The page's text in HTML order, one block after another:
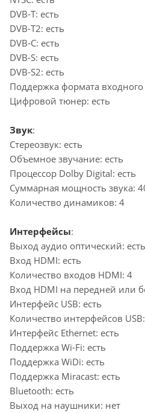
DVB-T: есть
DVB-T2: есть
DVB-C: есть
DVB-S: есть
DVB-S2: есть
Поддержка формата входного
Цифровой тюнер: есть
Звук:
Стереозвук: есть
Объемное звучание: есть
Процессор Dolby Digital: есть
Суммарная мощность звука:
Количество динамиков: 4
Интерфейсы:
Выход аудио оптический: есть
Вход HDMI: есть
Количество входов HDMI: 4
Вход HDMI на передней или
Интерфейс USB: есть
Количество интерфейсов
Интерфейс Ethernet: есть
Поддержка Wi-Fi: есть
Поддержка WiDi: есть
Поддержка Miracast: есть
Bluetooth: есть
Выход на наушники: нет